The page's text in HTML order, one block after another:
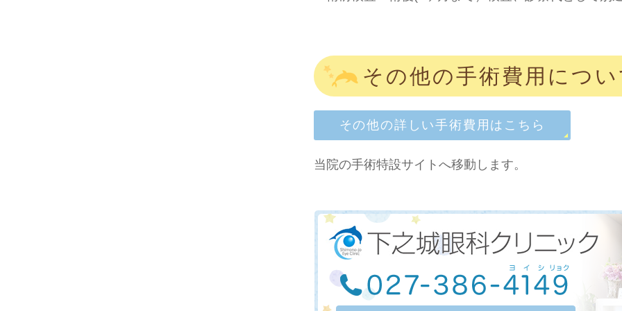
その他の手術費用につ
その他の詳しい手術費用はこちら
当院の手術特設サイトへ移動します。